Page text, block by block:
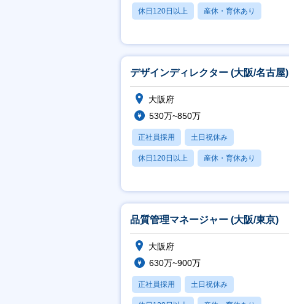
休日120日以上 産休・育休あり
デザインディレクター (大阪/名古屋)
大阪府
530万~850万
正社員採用 土日祝休み
休日120日以上 産休・育休あり
品質管理マネージャー (大阪/東京)
大阪府
630万~900万
正社員採用 土日祝休み